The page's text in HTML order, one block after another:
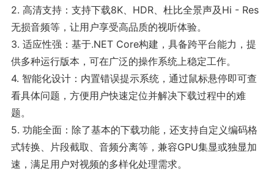
2. 高清支持：支持下载8K、HDR、杜比全景声及Hi - Res
无损音频等，让用户享受高品质的视听体验。
3. 适应性强：基于.NET Core构建，具备跨平台能力，提
供多种运行版本，可在广泛的操作系统上稳定工作。
4. 智能化设计：内置错误提示系统，通过鼠标悬停即可查
看具体问题，方便用户快速定位并解决下载过程中的难
题。
5. 功能全面：除了基本的下载功能，还支持自定义编码格
式转换、片段截取、音频分离等，兼容GPU集显或独显加
速，满足用户对视频的多样化处理需求。